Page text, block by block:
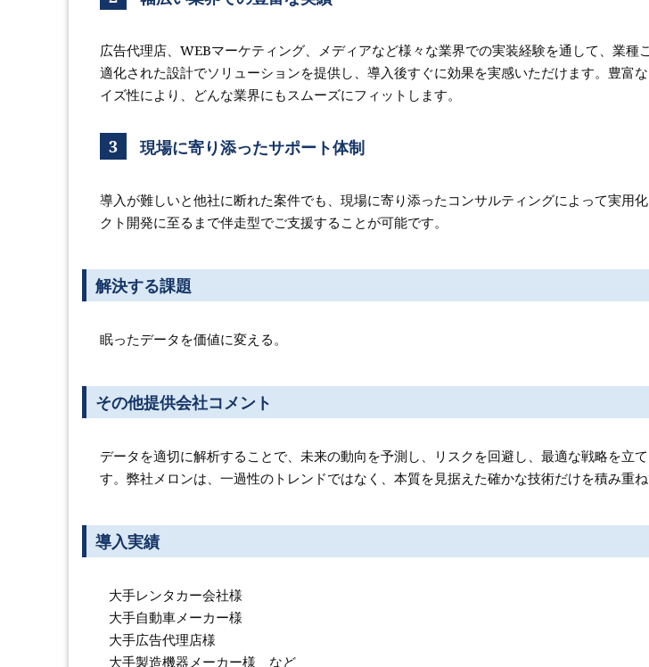
広告代理店、WEBマーケティング、メディアなど様々な業界での実装経験を通して、業種
適化された設計でソリューションを提供し、導入後すぐに効果を実感いただけます。豊富
イズ性により、どんな業界にもスムーズにフィットします。
3 現場に寄り添ったサポート体制
導入が難しいと他社に断れた案件でも、現場に寄り添ったコンサルティングによって実用
クト開発に至るまで伴走型でご支援することが可能です。
解決する課題
眠ったデータを価値に変える。
その他提供会社コメント
データを適切に解析することで、未来の動向を予測し、リスクを回避し、最適な戦略を立
す。弊社メロンは、一過性のトレンドではなく、本質を見据えた確かな技術だけを積み重ね
導入実績
大手レンタカー会社様
大手自動車メーカー様
大手広告代理店様
大手製造機器メーカー様 など